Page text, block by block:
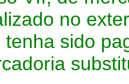
no
tenha sido